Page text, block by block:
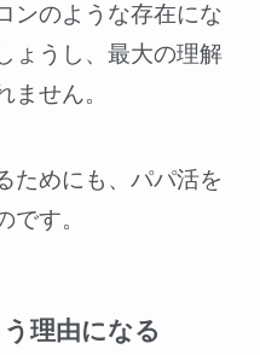
ンのような存在にな
ょうし、最大の理解
ません。
ためにも、パパ活を
す。
理由になる